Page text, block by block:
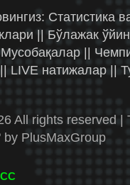
Статистика
|| Бўлажак
||
LIVE натижалар ||
All rights reserved |
by PlusMaxGroup